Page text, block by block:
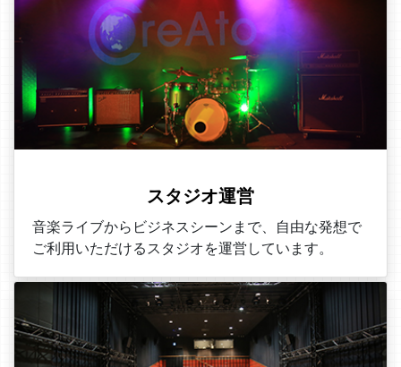
スタジオ運営
音楽ライブからビジネスシーンまで、自由な発想で
ご利用いただけるスタジオを運営しています。